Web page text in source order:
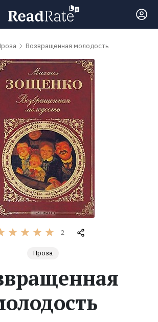
Возвращенная молодость
2
Проза